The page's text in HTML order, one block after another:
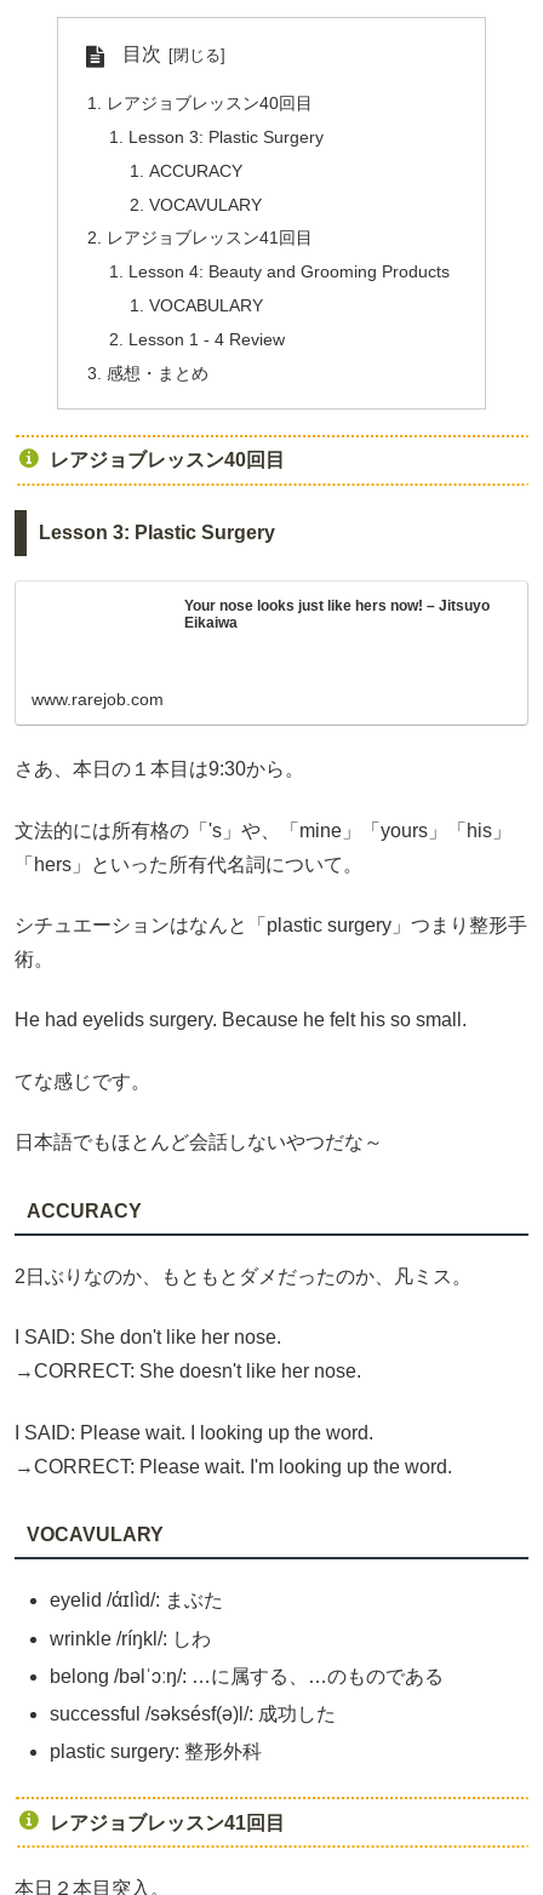
目次
レアジョブレッスン40回目
Lesson 3: Plastic Surgery
ACCURACY
VOCAVULARY
レアジョブレッスン41回目
Lesson 4: Beauty and Grooming Products
VOCABULARY
Lesson 1 - 4 Review
感想・まとめ
レアジョブレッスン40回目
Lesson 3: Plastic Surgery
Your nose looks just like hers now! – Jitsuyo
Eikaiwa
www.rarejob.com
さあ、本日の１本目は9:30から。
文法的には所有格の「's」や、「mine」「yours」「his」
「hers」といった所有代名詞について。
シチュエーションはなんと「plastic surgery」つまり整形手
術。
He had eyelids surgery. Because he felt his so small.
てな感じです。
日本語でもほとんど会話しないやつだな～
ACCURACY
2日ぶりなのか、もともとダメだったのか、凡ミス。
I SAID: She don't like her nose.
→CORRECT: She doesn't like her nose.
I SAID: Please wait. I looking up the word.
→CORRECT: Please wait. I'm looking up the word.
VOCAVULARY
eyelid /άɪlìd/: まぶた
wrinkle /ríŋkl/: しわ
belong /bəlˈɔːŋ/: …に属する、…のものである
successful /səksésf(ə)l/: 成功した
plastic surgery: 整形外科
レアジョブレッスン41回目
本日２本目突入。